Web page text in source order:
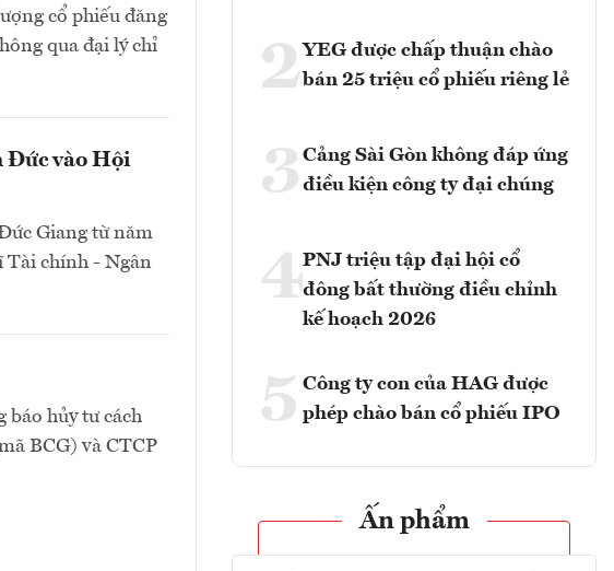
cổ phiếu đăng
qua đại lý chỉ
Đức vào Hội
Giang từ năm
Tài chính - Ngân
báo hủy tư cách
BCG) và CTCP
2YEG được chấp thuận chào
bán 25 triệu cổ phiếu riêng lẻ
3 Cảng Sài Gòn không đáp ứng
điều kiện công ty đại chúng
4PNJ triệu tập đại hội cổ
đông bất thường điều chỉnh
kế hoạch 2026
5 Công ty con của HAG được
phép chào bán cổ phiếu IPO
Ấn phẩm